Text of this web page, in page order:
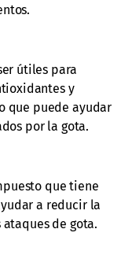
útiles para
y
que puede ayudar
por la gota.
que tiene
a reducir la
de gota.